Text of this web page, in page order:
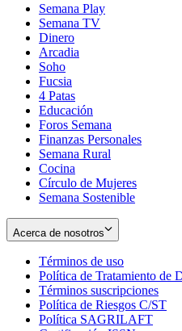
Semana Play
Semana TV
Dinero
Arcadia
Soho
in
new
window
Fucsia
in
new
window
4 Patas
Educación
Foros Semana
Finanzas Personales
Semana Rural
Cocina
Círculo de Mujeres
Semana Sostenible
Acerca de nosotros
Términos de uso
in
new
window
Política de Tratamiento de
Términos suscripciones
in
Política de Riesgos C/ST
Política SAGRILAFT